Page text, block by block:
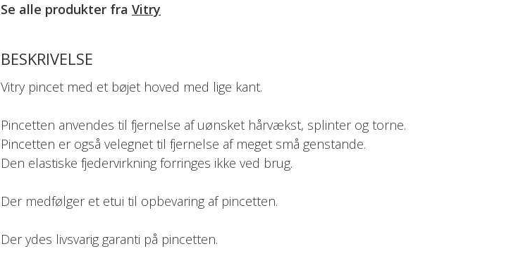
Se alle produkter fra Vitry
BESKRIVELSE
Vitry pincet med et bøjet hoved med lige kant.
Pincetten anvendes til fjernelse af uønsket hårvækst, splinter og torne.
Pincetten er også velegnet til fjernelse af meget små genstande.
Den elastiske fjedervirkning forringes ikke ved brug.
Der medfølger et etui til opbevaring af pincetten.
Der ydes livsvarig garanti på pincetten.